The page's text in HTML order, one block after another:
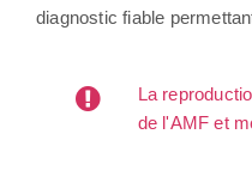
diagnostic fiable
La
de l'AMF et